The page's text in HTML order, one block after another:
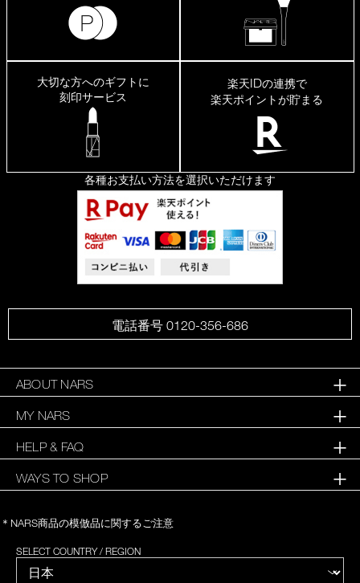
大切な方へのギフトに
刻印サービス
楽天IDの連携で
楽天ポイントが貯まる
各種お支払い方法を選択いただけます
電話番号 0120-356-686
ABOUT NARS
MY NARS
HELP & FAQ
WAYS TO SHOP
＊NARS商品の模倣品に関するご注意
SELECT COUNTRY / REGION